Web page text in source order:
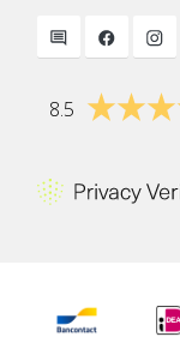
8.5